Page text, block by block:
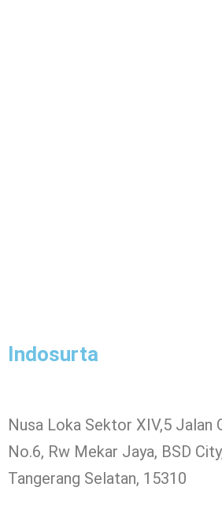
Indosurta
Nusa Loka Sektor XIV,5 Jalan
No.6, Rw Mekar Jaya, BSD
Tangerang Selatan, 15310